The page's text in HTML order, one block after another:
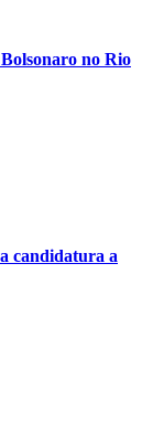
no Rio
candidatura a